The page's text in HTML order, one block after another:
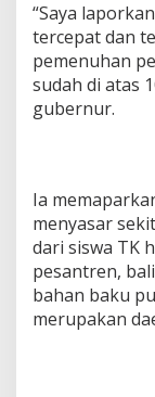
“Saya
tercepat dan
pemenuhan
sudah di atas
gubernur.
Ia
menyasar
dari siswa TK
pesantren,
bahan baku
merupakan